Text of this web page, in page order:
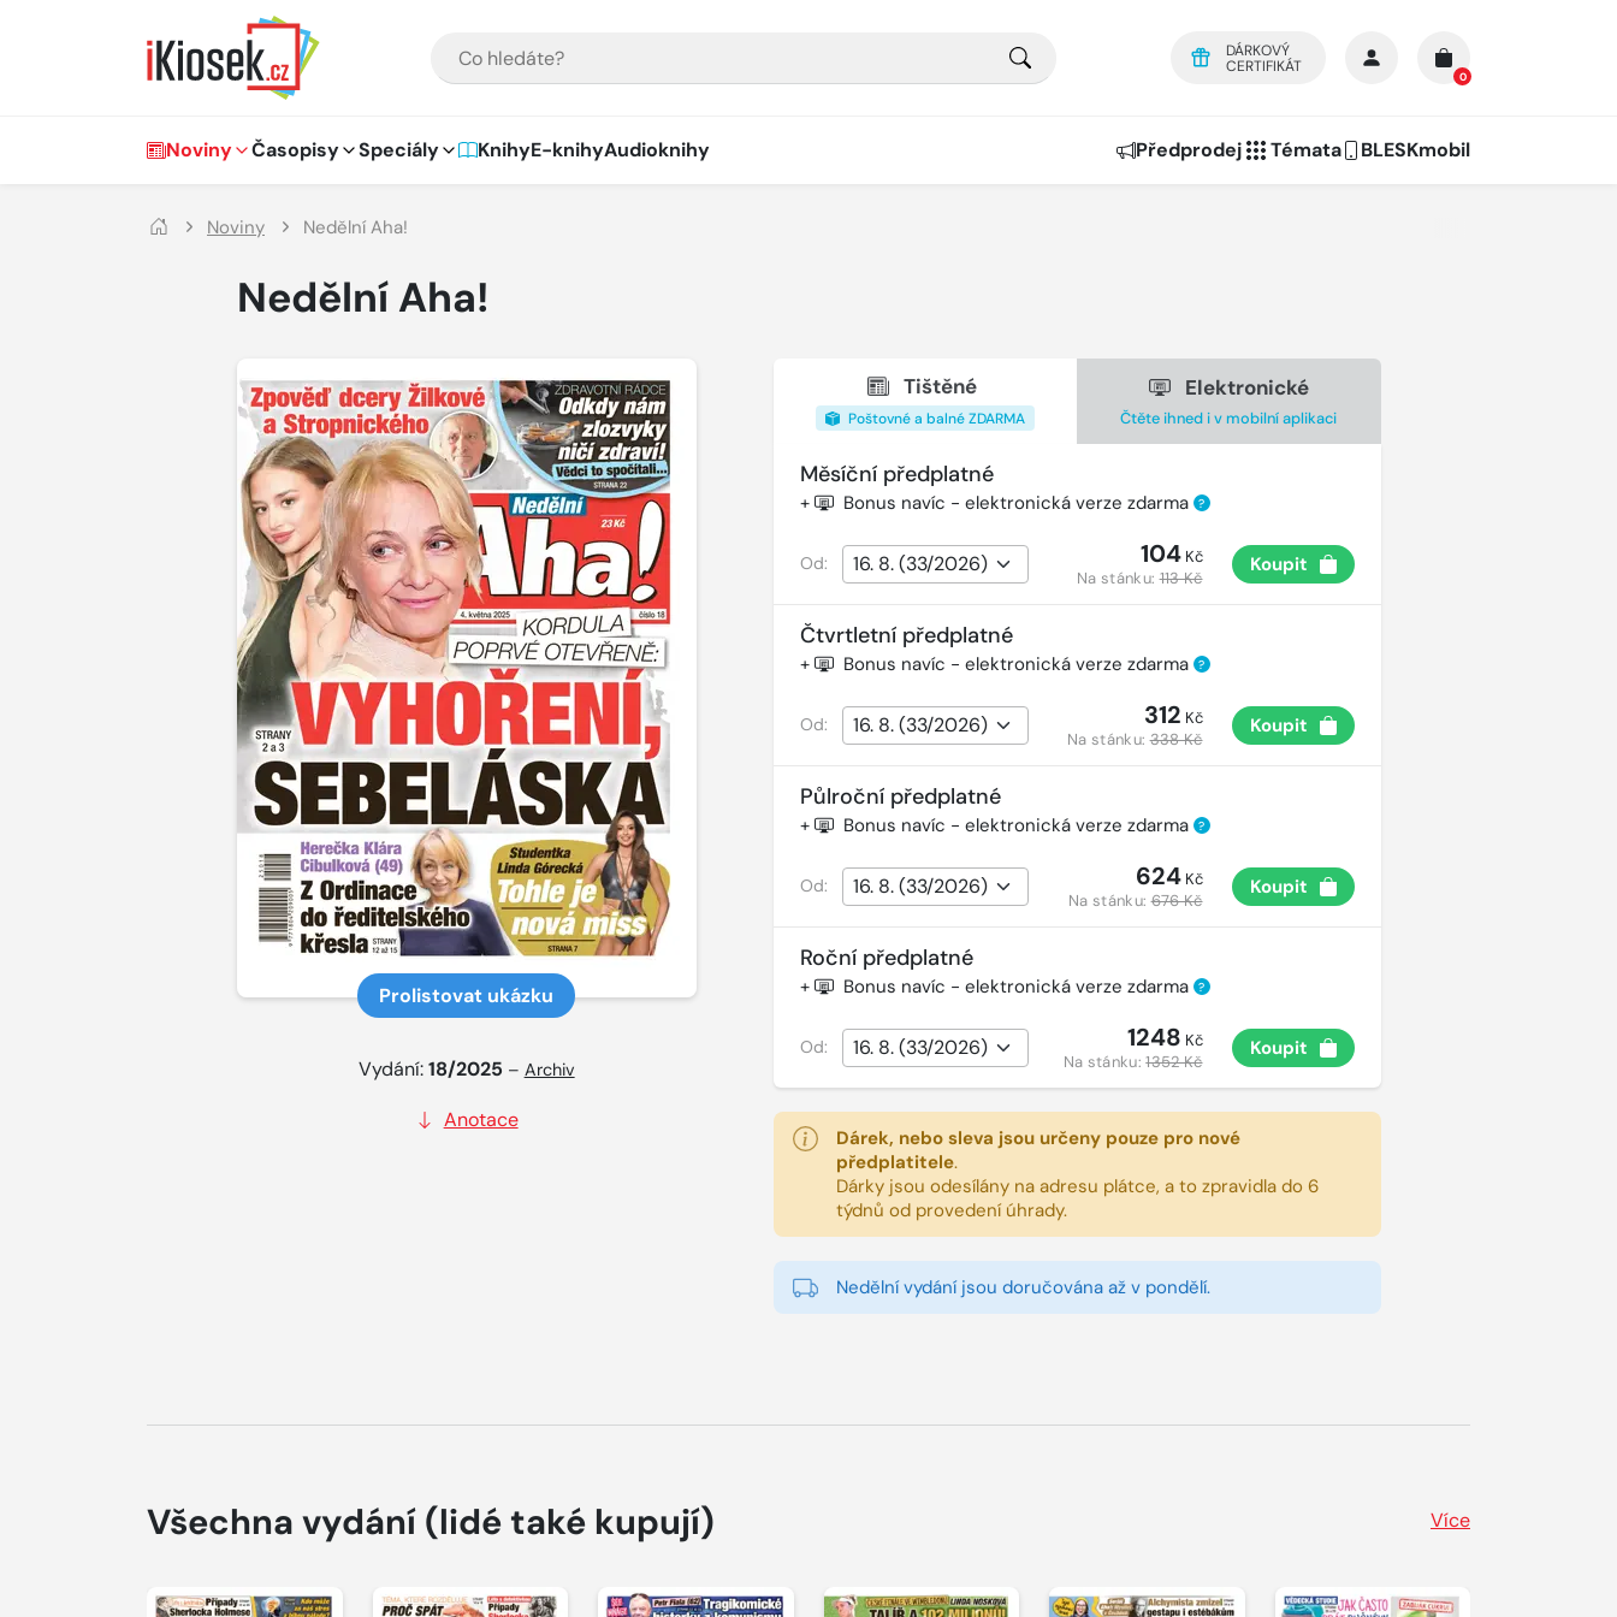
DÁRKOVÝ
CERTIFIKÁT
0
Hlavní navigace
Noviny Časopisy Speciály KnihyE-knihyAudioknihy Předprodej Témata BLESKmobil
Noviny Nedělní Aha!
Nedělní Aha!
Prolistovat ukázku
Vydání:18/2025 – Archiv
Anotace
Tištěné
Poštovné a balné ZDARMA
Elektronické
Čtěte ihned i v mobilní aplikaci
Měsíční předplatné
+ Bonus navíc - elektronická verze zdarma ?
Od: 104Kč
Na stánku:113 Kč
Koupit
Čtvrtletní předplatné
+ Bonus navíc - elektronická verze zdarma ?
Od: 312 Kč
Na stánku:338 Kč
Koupit
Půlroční předplatné
+ Bonus navíc - elektronická verze zdarma ?
Od: 624Kč
Na stánku:676 Kč
Koupit
Roční předplatné
+ Bonus navíc - elektronická verze zdarma ?
Od: 1248 Kč
Na stánku:1352 Kč
Koupit
Dárek, nebo sleva jsou určeny pouze pro nové
předplatitele.
Dárky jsou odesílány na adresu plátce, a to zpravidla do 6
týdnů od provedení úhrady.
Nedělní vydání jsou doručována až v pondělí.
Všechna vydání (lidé také kupují) Více